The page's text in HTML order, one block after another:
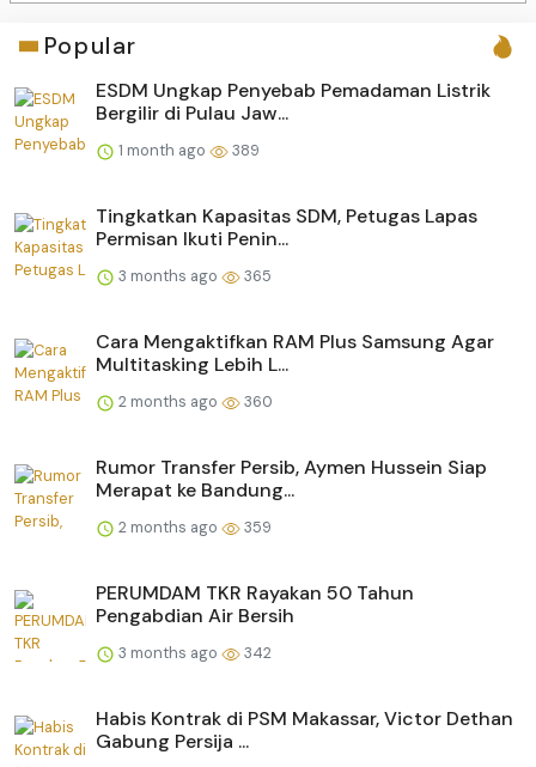
Popular
ESDM Ungkap Penyebab Pemadaman Listrik
Bergilir di Pulau Jaw...
1 month ago 389
Tingkatkan Kapasitas SDM, Petugas Lapas
Permisan Ikuti Penin...
3 months ago 365
Cara Mengaktifkan RAM Plus Samsung Agar
Multitasking Lebih L...
2 months ago 360
Rumor Transfer Persib, Aymen Hussein Siap
Merapat ke Bandung...
2 months ago 359
PERUMDAM TKR Rayakan 50 Tahun
Pengabdian Air Bersih
3 months ago 342
Habis Kontrak di PSM Makassar, Victor Dethan
Gabung Persija ...